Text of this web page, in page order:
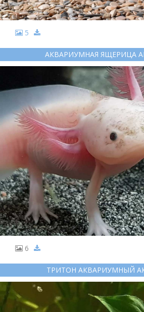
5
АКВАРИУМНАЯ ЯЩЕРИЦА
6
ТРИТОН АКВАРИУМНЫЙ